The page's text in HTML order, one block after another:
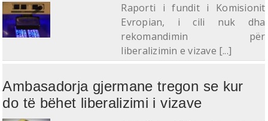
Raporti i fundit i Komisionit
Evropian, i cili nuk dha
rekomandimin për
liberalizimin e vizave [...]
Ambasadorja gjermane tregon se kur
do të bëhet liberalizimi i vizave